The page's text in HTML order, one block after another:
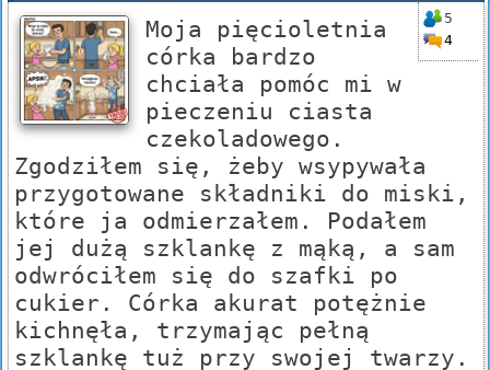
5
4
Moja pięcioletnia
córka bardzo
chciała pomóc mi w
pieczeniu ciasta
czekoladowego.
Zgodziłem się, żeby wsypywała
przygotowane składniki do miski,
które ja odmierzałem. Podałem
jej dużą szklankę z mąką, a sam
odwróciłem się do szafki po
cukier. Córka akurat potężnie
kichnęła, trzymając pełną
szklankę tuż przy swojej twarzy.